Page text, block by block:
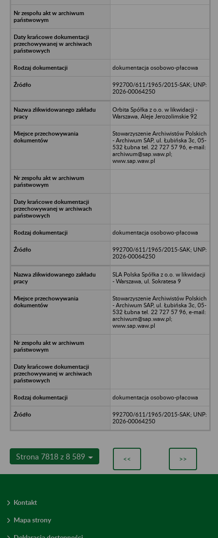
dokumentacja osobowo-płacowa
992700/611/1965/2015-SAK; UNP:
2026-00064250
Orbita Spółka z o.o. w likwidacji -
Warszawa, Aleje Jerozolimskie 92
Stowarzyszenie Archiwistów Polskich
- Archiwum SAP, ul. Łubińska 3c, 05-
532 Łubna tel. 22 727 57 96, e-mail:
archiwum@sap.waw.pl;
www.sap.waw.pl
dokumentacja osobowo-płacowa
992700/611/1965/2015-SAK; UNP:
2026-00064250
SLA Polska Spółka z o.o. w likwidacji
- Warszawa, ul. Sokratesa 9
Stowarzyszenie Archiwistów Polskich
- Archiwum SAP, ul. Łubińska 3c, 05-
532 Łubna tel. 22 727 57 96, e-mail:
archiwum@sap.waw.pl;
www.sap.waw.pl
dokumentacja osobowo-płacowa
992700/611/1965/2015-SAK; UNP:
2026-00064250
Strona 7818 z 8 589 << >>
Kontakt
Mapa strony